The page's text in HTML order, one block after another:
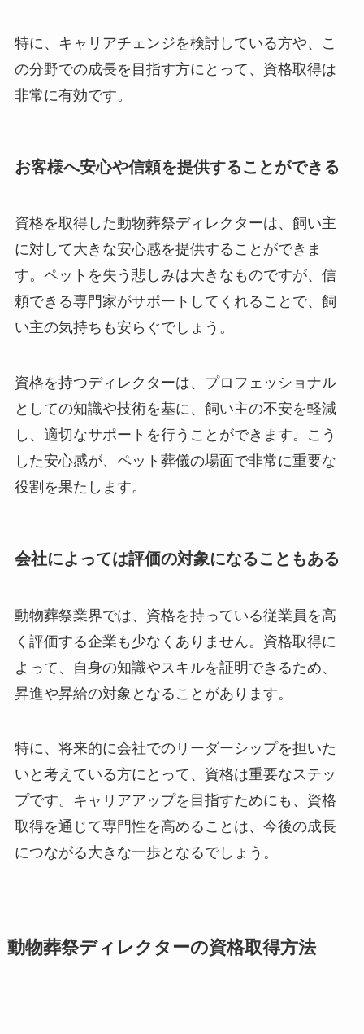
特に、キャリアチェンジを検討している方や、こ
の分野での成長を目指す方にとって、資格取得は
非常に有効です。
お客様へ安心や信頼を提供することができる
資格を取得した動物葬祭ディレクターは、飼い主
に対して大きな安心感を提供することができま
す。ペットを失う悲しみは大きなものですが、信
頼できる専門家がサポートしてくれることで、飼
い主の気持ちも安らぐでしょう。
資格を持つディレクターは、プロフェッショナル
としての知識や技術を基に、飼い主の不安を軽減
し、適切なサポートを行うことができます。こう
した安心感が、ペット葬儀の場面で非常に重要な
役割を果たします。
会社によっては評価の対象になることもある
動物葬祭業界では、資格を持っている従業員を高
く評価する企業も少なくありません。資格取得に
よって、自身の知識やスキルを証明できるため、
昇進や昇給の対象となることがあります。
特に、将来的に会社でのリーダーシップを担いた
いと考えている方にとって、資格は重要なステッ
プです。キャリアアップを目指すためにも、資格
取得を通じて専門性を高めることは、今後の成長
につながる大きな一歩となるでしょう。
動物葬祭ディレクターの資格取得方法